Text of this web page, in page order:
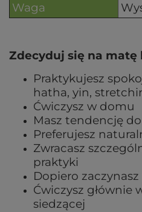
Waga
Zdecyduj się na matę
Praktykujesz
hatha, yin,
Ćwiczysz w domu
Masz tendencję
Preferujesz
Zwracasz
praktyki
Dopiero
Ćwiczysz głównie
siedzącej